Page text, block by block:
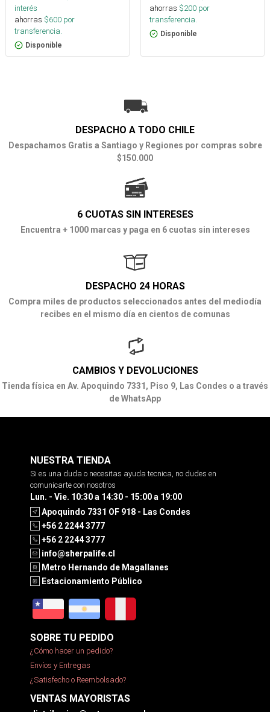
interés
ahorras $600 por
transferencia.
Disponible
ahorras $200 por
transferencia.
Disponible
DESPACHO A TODO CHILE
Despachamos Gratis a Santiago y Regiones por compras sobre
$150.000
6 CUOTAS SIN INTERESES
Encuentra + 1000 marcas y paga en 6 cuotas sin intereses
DESPACHO 24 HORAS
Compra miles de productos seleccionados antes del mediodía
recibes en el mismo día en cientos de comunas
CAMBIOS Y DEVOLUCIONES
Tienda física en Av. Apoquindo 7331, Piso 9, Las Condes o a través
de WhatsApp
NUESTRA TIENDA
Si es una duda o necesitas ayuda tecnica, no dudes en
comunicarte con nosotros
Lun. - Vie. 10:30 a 14:30 - 15:00 a 19:00
Apoquindo 7331 OF 918 - Las Condes
+56 2 2244 3777
+56 2 2244 3777
info@sherpalife.cl
Metro Hernando de Magallanes
Estacionamiento Público
SOBRE TU PEDIDO
¿Cómo hacer un pedido?
Envíos y Entregas
¿Satisfecho o Reembolsado?
VENTAS MAYORISTAS